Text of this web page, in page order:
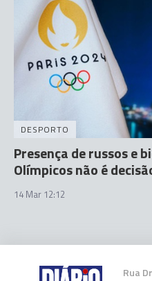
DESPORTO
Presença de russos e
Olímpicos não é
14 Mar 12:12
Rua